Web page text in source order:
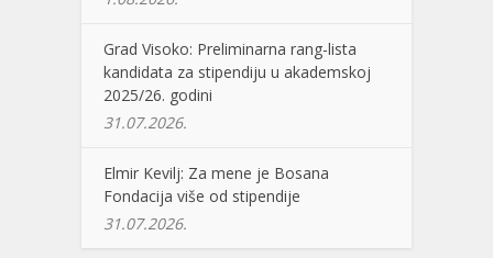
Grad Visoko: Preliminarna rang-lista
kandidata za stipendiju u akademskoj
2025/26. godini
31.07.2026.
Elmir Kevilj: Za mene je Bosana
Fondacija više od stipendije
31.07.2026.